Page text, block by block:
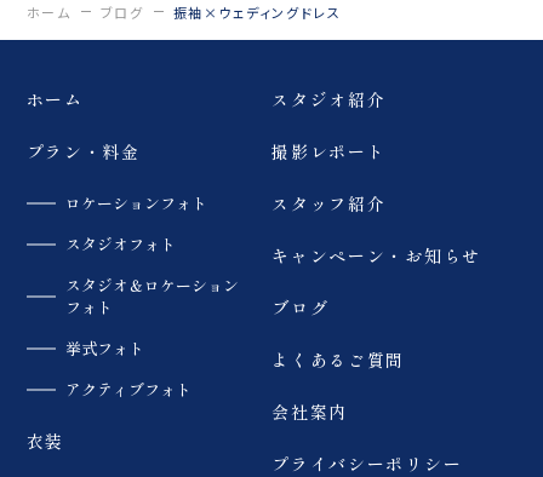
ホーム ブログ 振袖×ウェディングドレス
ホーム
プラン・料金
ロケーションフォト
スタジオフォト
スタジオ＆ロケーション
フォト
挙式フォト
アクティブフォト
衣装
スタジオ紹介
撮影レポート
スタッフ紹介
キャンペーン・お知らせ
ブログ
よくあるご質問
会社案内
プライバシーポリシー